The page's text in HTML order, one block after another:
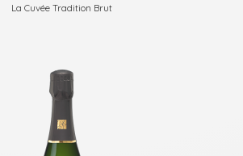
La Cuvée Tradition Brut